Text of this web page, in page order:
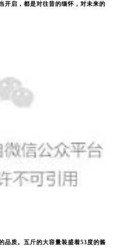
开启，都是对往昔的缅怀，对未来的
品质。五斤的大容量装盛着53度的酱